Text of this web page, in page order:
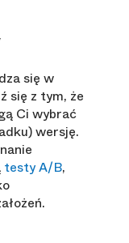
się w
się z tym, że
Ci wybrać
wersję.
testy A/B,